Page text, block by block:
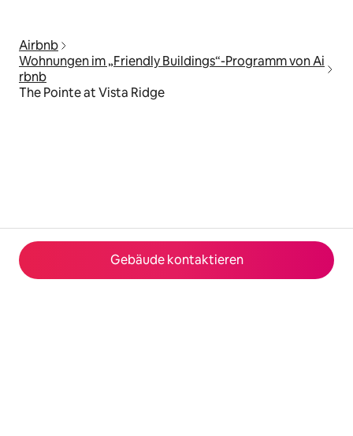
Gebäude kontaktieren
Airbnb
Wohnungen im „Friendly Buildings“-Programm von Ai
rbnb
The Pointe at Vista Ridge